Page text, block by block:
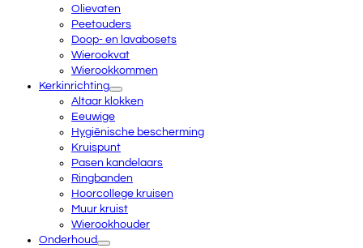
Olievaten
Peetouders
Doop- en lavabosets
Wierookvat
Wierookkommen
Kerkinrichting
Altaar klokken
Eeuwige
Hygiënische bescherming
Kruispunt
Pasen kandelaars
Ringbanden
Hoorcollege kruisen
Muur kruist
Wierookhouder
Onderhoud